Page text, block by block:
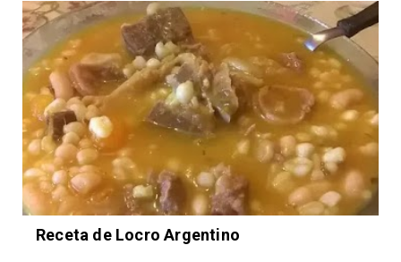
Receta de Locro Argentino